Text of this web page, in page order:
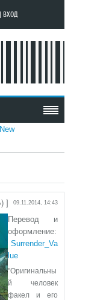
ВХОД
] 09.11.2014, 14:43
Перевод и
оформление:
Surrender_Va
lue
"Оригинальны
й человек
факел и его